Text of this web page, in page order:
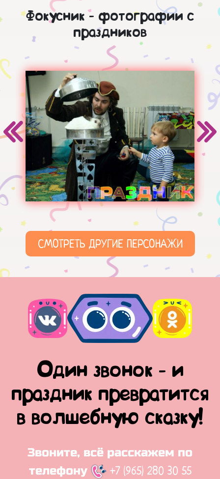
Фокусник - фотографии с
праздников
СМОТРЕТЬ ДРУГИЕ ПЕРСОНАЖИ
Один звонок - и
праздник превратится
в волшебную сказку!
Звоните, всё расскажем по
телефону
+7 (965) 280 30 55